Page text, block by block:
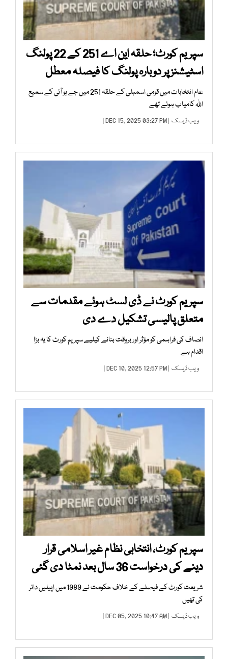
سپریم کورٹ؛ حلقہ این اے 251 کے 22 پولنگ
اسٹیشنز پر دوبارہ پولنگ کا فیصلہ معطل
عام انتخابات میں قومی اسمبلی کے حلقہ 251 میں جے یو آئی کے سمیع
اللہ کامیاب ہوئے تھے
ویب ڈیسک | DEC 15, 2025 03:27 PM |
سپریم کورٹ نے ڈی لسٹ ہوئے مقدمات سے
متعلق پالیسی تشکیل دے دی
انصاف کی فراہمی کو مؤثر اور بروقت بنانے کیلیے سپریم کورٹ کا یہ بڑا
اقدام ہے
ویب ڈیسک | DEC 10, 2025 12:57 PM |
سپریم کورٹ، انتخابی نظام غیر اسلامی قرار
دینے کی درخواست 36 سال بعد نمٹا دی گئی
شریعت کورٹ کے فیصلے کے خلاف حکومت نے 1989 میں اپیلیں دائر
کی تھیں
ویب ڈیسک | DEC 05, 2025 10:47 AM |